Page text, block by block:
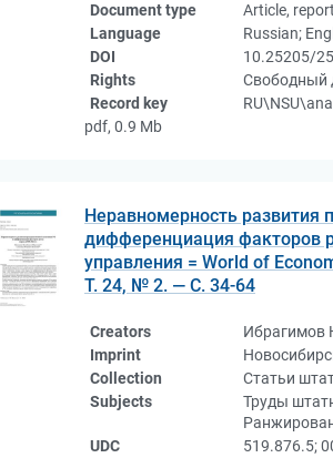
Document type
Article, report
Language
Russian;
DOI
10.25205/
Rights
Свободный
Record key
pdf, 0.9 Mb
Неравномерность развития
дифференциация факторов
управления = World of
Т. 24, № 2. — С. 34-64
Creators
Ибрагимов
Imprint
Collection
Статьи
Subjects
Труды
UDC
519.876.5;